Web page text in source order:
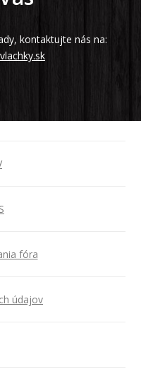
kontaktujte nás na:
fóra
údajov